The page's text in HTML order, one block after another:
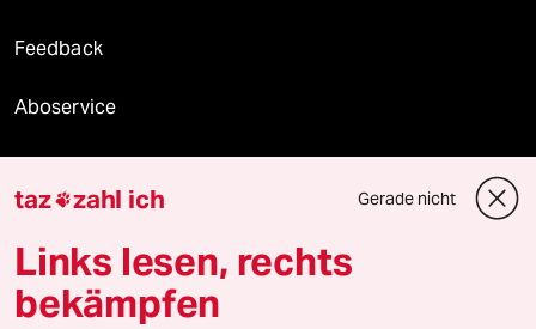
Feedback
Aboservice
taz zahl ich Gerade nicht
Links lesen, rechts
bekämpfen